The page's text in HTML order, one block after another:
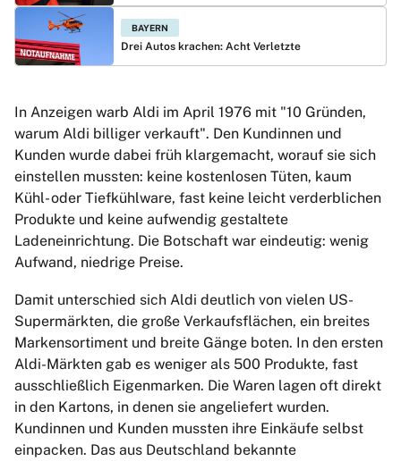
BAYERN
Drei Autos krachen: Acht Verletzte
In Anzeigen warb Aldi im April 1976 mit "10 Gründen,
warum Aldi billiger verkauft". Den Kundinnen und
Kunden wurde dabei früh klargemacht, worauf sie sich
einstellen mussten: keine kostenlosen Tüten, kaum
Kühl- oder Tiefkühlware, fast keine leicht verderblichen
Produkte und keine aufwendig gestaltete
Ladeneinrichtung. Die Botschaft war eindeutig: wenig
Aufwand, niedrige Preise.
Damit unterschied sich Aldi deutlich von vielen US-
Supermärkten, die große Verkaufsflächen, ein breites
Markensortiment und breite Gänge boten. In den ersten
Aldi-Märkten gab es weniger als 500 Produkte, fast
ausschließlich Eigenmarken. Die Waren lagen oft direkt
in den Kartons, in denen sie angeliefert wurden.
Kundinnen und Kunden mussten ihre Einkäufe selbst
einpacken. Das aus Deutschland bekannte